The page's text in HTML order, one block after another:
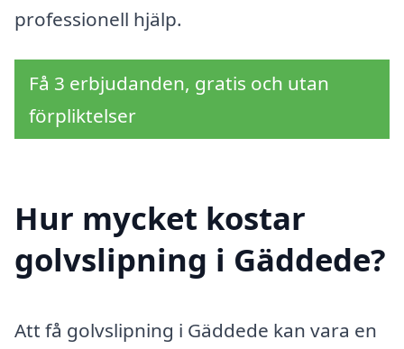
professionell hjälp.
Få 3 erbjudanden, gratis och utan
förpliktelser
Hur mycket kostar
golvslipning i Gäddede?
Att få golvslipning i Gäddede kan vara en